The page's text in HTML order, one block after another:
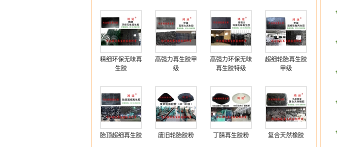
精细环保无味再
生胶
高强力再生胶甲
级
高强力环保无味
再生胶特级
超细轮胎再生胶
甲级
胎顶超细再生胶 废旧轮胎胶粉 丁腈再生胶粉 复合天然橡胶